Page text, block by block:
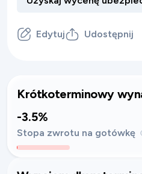
Edytuj Udostępnij
Krótkoterminowy
-3.5%
Stopa zwrotu na gotówkę